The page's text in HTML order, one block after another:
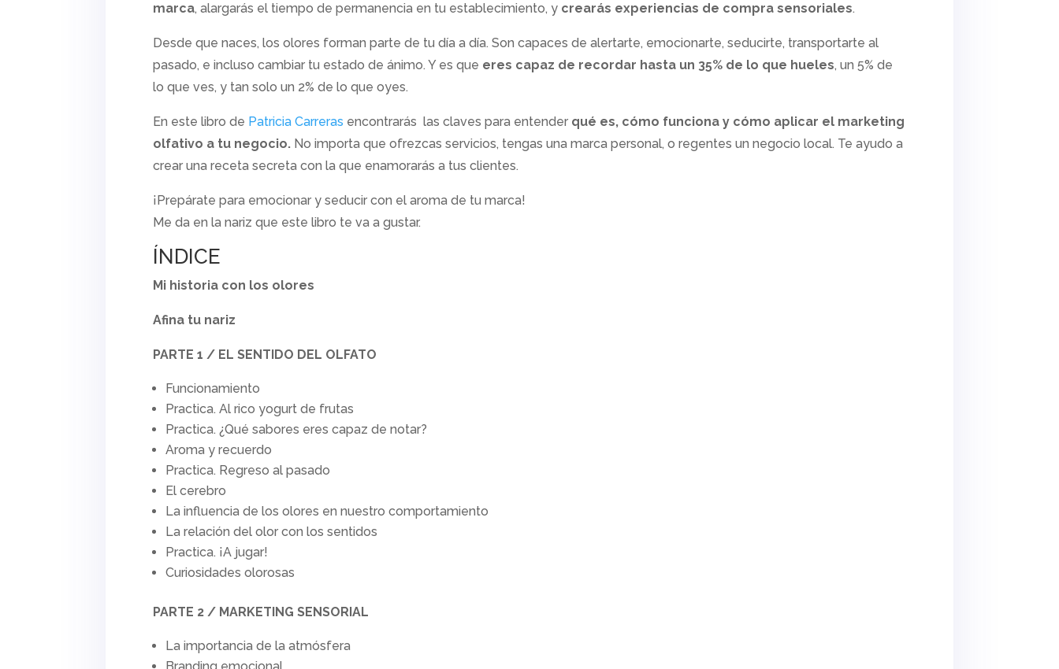
marca, alargarás el tiempo de permanencia en tu establecimiento, y crearás experiencias de compra sensoriales.
Desde que naces, los olores forman parte de tu día a día. Son capaces de alertarte, emocionarte, seducirte, transportarte al
pasado, e incluso cambiar tu estado de ánimo. Y es que eres capaz de recordar hasta un 35% de lo que hueles, un 5% de
lo que ves, y tan solo un 2% de lo que oyes.
En este libro de Patricia Carreras encontrarás las claves para entender qué es, cómo funciona y cómo aplicar el marketing
olfativo a tu negocio. No importa que ofrezcas servicios, tengas una marca personal, o regentes un negocio local. Te ayudo a
crear una receta secreta con la que enamorarás a tus clientes.
¡Prepárate para emocionar y seducir con el aroma de tu marca!
Me da en la nariz que este libro te va a gustar.
ÍNDICE
Mi historia con los olores
Afina tu nariz
PARTE 1 / EL SENTIDO DEL OLFATO
Funcionamiento
Practica. Al rico yogurt de frutas
Practica. ¿Qué sabores eres capaz de notar?
Aroma y recuerdo
Practica. Regreso al pasado
El cerebro
La influencia de los olores en nuestro comportamiento
La relación del olor con los sentidos
Practica. ¡A jugar!
Curiosidades olorosas
PARTE 2 / MARKETING SENSORIAL
La importancia de la atmósfera